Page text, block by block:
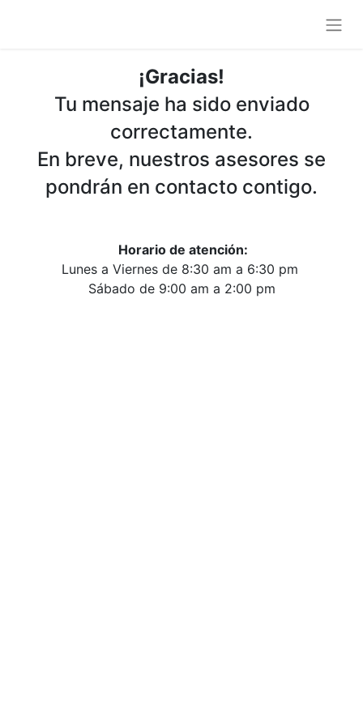
¡Gracias!
Tu mensaje ha sido enviado
correctamente.
En breve, nuestros asesores se
pondrán en contacto contigo.
Horario de atención:
Lunes a Viernes de 8:30 am a 6:30 pm
Sábado de 9:00 am a 2:00 pm